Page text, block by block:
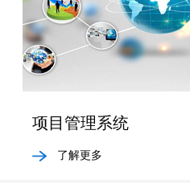
项目管理系统
了解更多